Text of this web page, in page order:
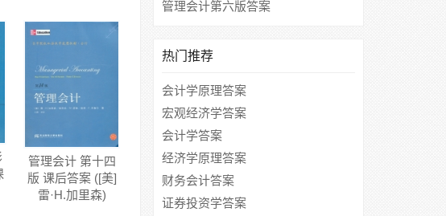
管理会计 第十四
版 课后答案 ([美]
雷·H.加里森)
管理会计第六版答案
热门推荐
会计学原理答案
宏观经济学答案
会计学答案
经济学原理答案
财务会计答案
证券投资学答案